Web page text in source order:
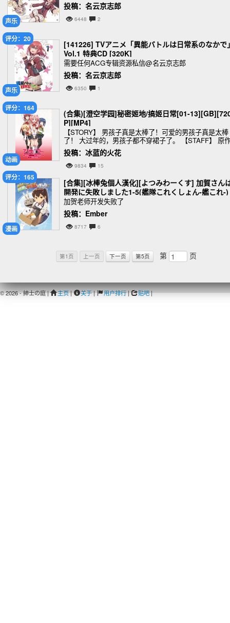
声乐
投稿：名云京志郎
6448 2
声乐
评分：20
[141226] TVアニメ「異能バトルは日常系のなかで
Vol.1 特典CD [320K]
需要任何ACG专辑资源私信@名云京志郎
投稿：名云京志郎
6350 1
动画
评分：164
(合集)[澄空学园]秘密姬地/搞姬日常[01-
P][MP4]
【STORY】 男孩子真是太棒了！可爱的男孩子真是太棒
了！ 大过年的，男孩子都不穿裙子了。 【STAFF】 原
佃煮のりお「ひめゴト」（一迅社） 監督／演出 柳瀬雄
シリーズ構成／脚本
投稿：冰蓝的火花
9834 15
漫画
评分：165
[合集][冰棒兔個人漢化][よつみわーくす] 加賀さん
開発に失敗しました1-5(艦隊これくしょん-艦これ-)
加贺老师开发失败了
投稿：Ember
8717 6
第1页 上一页 下一页 第5页 第 页
© 2026 - 紳士の庭 | 主页| 关于| 用户排行| 贴吧|